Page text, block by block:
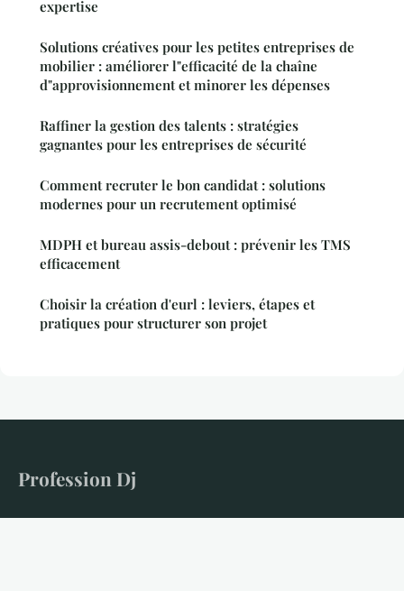
expertise
Solutions créatives pour les petites entreprises de
mobilier : améliorer l"efficacité de la chaîne
d"approvisionnement et minorer les dépenses
Raffiner la gestion des talents : stratégies
gagnantes pour les entreprises de sécurité
Comment recruter le bon candidat : solutions
modernes pour un recrutement optimisé
MDPH et bureau assis-debout : prévenir les TMS
efficacement
Choisir la création d'eurl : leviers, étapes et
pratiques pour structurer son projet
Profession Dj